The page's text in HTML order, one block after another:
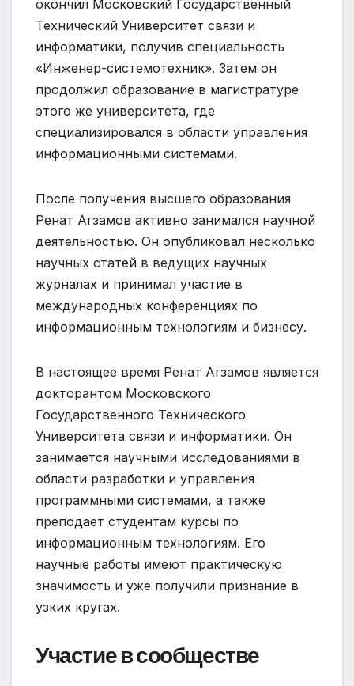
окончил Московский Государственный
Технический Университет связи и
информатики, получив специальность
«Инженер-системотехник». Затем он
продолжил образование в магистратуре
этого же университета, где
специализировался в области управления
информационными системами.
После получения высшего образования
Ренат Агзамов активно занимался научной
деятельностью. Он опубликовал несколько
научных статей в ведущих научных
журналах и принимал участие в
международных конференциях по
информационным технологиям и бизнесу.
В настоящее время Ренат Агзамов является
докторантом Московского
Государственного Технического
Университета связи и информатики. Он
занимается научными исследованиями в
области разработки и управления
программными системами, а также
преподает студентам курсы по
информационным технологиям. Его
научные работы имеют практическую
значимость и уже получили признание в
узких кругах.
Участие в сообществе